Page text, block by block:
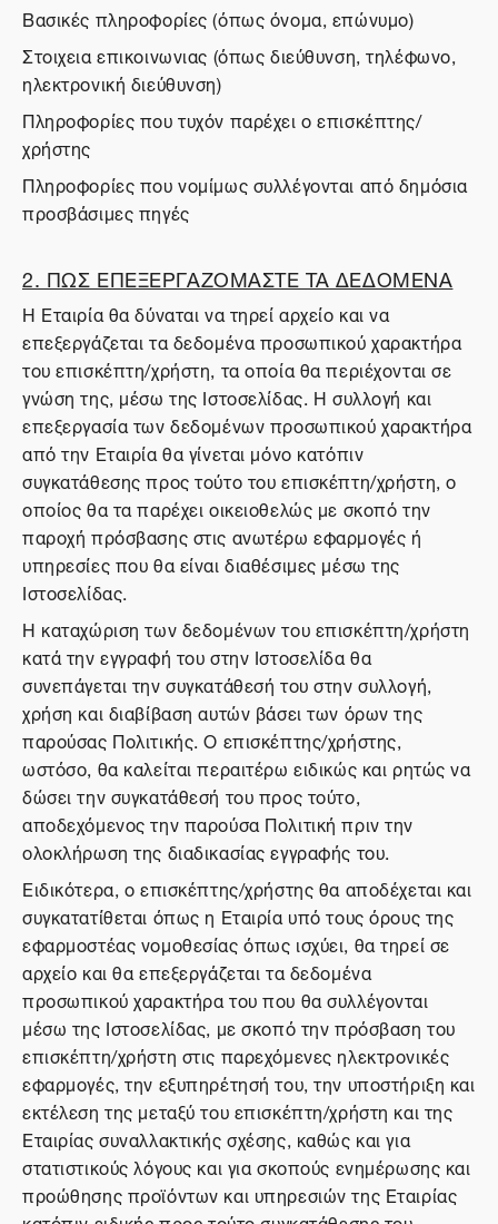
Βασικές πληροφορίες (όπως όνομα, επώνυμο)
Στοιχεια επικοινωνιας (όπως διεύθυνση, τηλέφωνο,
ηλεκτρονική διεύθυνση)
Πληροφορίες που τυχόν παρέχει ο επισκέπτης/
χρήστης
Πληροφορίες που νομίμως συλλέγονται από δημόσια
προσβάσιμες πηγές
2. ΠΩΣ ΕΠΕΞΕΡΓΑΖΟΜΑΣΤΕ ΤΑ ΔΕΔΟΜΕΝΑ
Η Εταιρία θα δύναται να τηρεί αρχείο και να
επεξεργάζεται τα δεδομένα προσωπικού χαρακτήρα
του επισκέπτη/χρήστη, τα οποία θα περιέχονται σε
γνώση της, μέσω της Ιστοσελίδας. Η συλλογή και
επεξεργασία των δεδομένων προσωπικού χαρακτήρα
από την Εταιρία θα γίνεται μόνο κατόπιν
συγκατάθεσης προς τούτο του επισκέπτη/χρήστη, ο
οποίος θα τα παρέχει οικειοθελώς με σκοπό την
παροχή πρόσβασης στις ανωτέρω εφαρμογές ή
υπηρεσίες που θα είναι διαθέσιμες μέσω της
Ιστοσελίδας.
Η καταχώριση των δεδομένων του επισκέπτη/χρήστη
κατά την εγγραφή του στην Ιστοσελίδα θα
συνεπάγεται την συγκατάθεσή του στην συλλογή,
χρήση και διαβίβαση αυτών βάσει των όρων της
παρούσας Πολιτικής. Ο επισκέπτης/χρήστης,
ωστόσο, θα καλείται περαιτέρω ειδικώς και ρητώς να
δώσει την συγκατάθεσή του προς τούτο,
αποδεχόμενος την παρούσα Πολιτική πριν την
ολοκλήρωση της διαδικασίας εγγραφής του.
Ειδικότερα, ο επισκέπτης/χρήστης θα αποδέχεται και
συγκατατίθεται όπως η Εταιρία υπό τους όρους της
εφαρμοστέας νομοθεσίας όπως ισχύει, θα τηρεί σε
αρχείο και θα επεξεργάζεται τα δεδομένα
προσωπικού χαρακτήρα του που θα συλλέγονται
μέσω της Ιστοσελίδας, με σκοπό την πρόσβαση του
επισκέπτη/χρήστη στις παρεχόμενες ηλεκτρονικές
εφαρμογές, την εξυπηρέτησή του, την υποστήριξη και
εκτέλεση της μεταξύ του επισκέπτη/χρήστη και της
Εταιρίας συναλλακτικής σχέσης, καθώς και για
στατιστικούς λόγους και για σκοπούς ενημέρωσης και
προώθησης προϊόντων και υπηρεσιών της Εταιρίας